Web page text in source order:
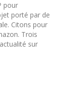
pour
porté par de
Citons pour
Trois
sur